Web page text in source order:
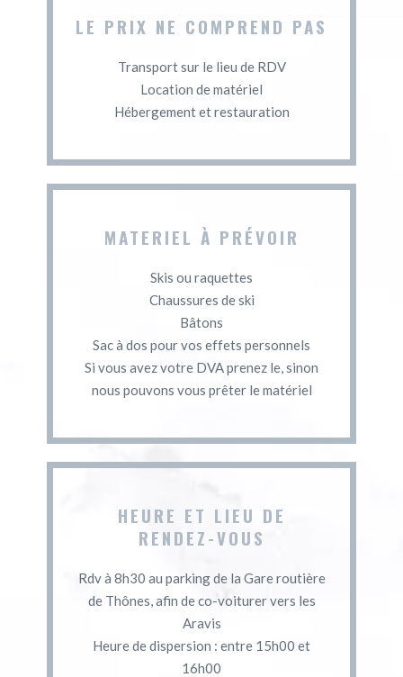
LE PRIX NE COMPREND PAS
Transport sur le lieu de RDV
Location de matériel
Hébergement et restauration
MATERIEL À PRÉVOIR
Skis ou raquettes
Chaussures de ski
Bâtons
Sac à dos pour vos effets personnels
Si vous avez votre DVA prenez le, sinon
nous pouvons vous prêter le matériel
HEURE ET LIEU DE
RENDEZ-VOUS
Rdv à 8h30 au parking de la Gare routière
de Thônes, afin de co-voiturer vers les
Aravis
Heure de dispersion : entre 15h00 et
16h00